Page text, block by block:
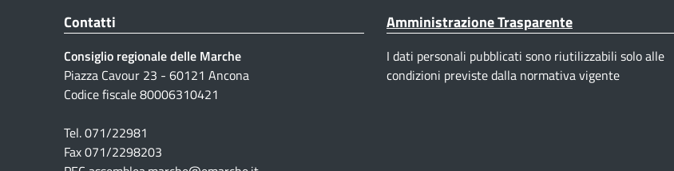
Contatti
Consiglio regionale delle Marche
Piazza Cavour 23 - 60121 Ancona
Codice fiscale 80006310421
Tel. 071/22981
Fax 071/2298203
Amministrazione Trasparente
I dati personali pubblicati sono riutilizzabili solo alle
condizioni previste dalla normativa vigente